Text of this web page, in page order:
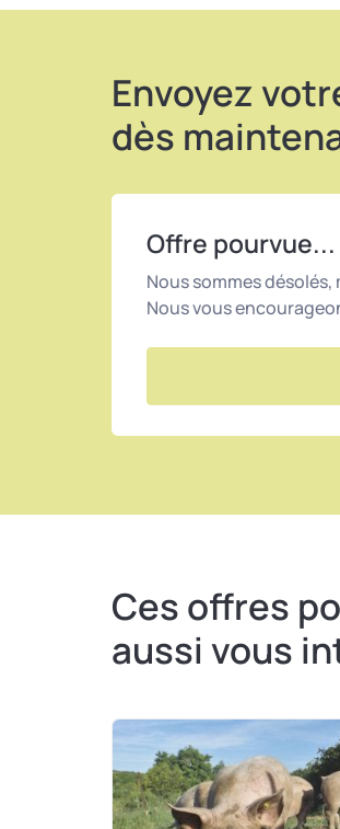
Envoyez
dès
Offre pourvue...
Nous sommes
Nous vous
Ces offres
aussi vous